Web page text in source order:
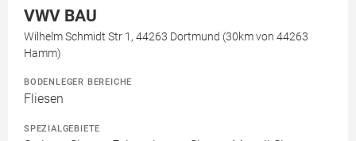
VWV BAU
Wilhelm Schmidt Str 1, 44263 Dortmund (30km von 44263
Hamm)
BODENLEGER BEREICHE
Fliesen
SPEZIALGEBIETE